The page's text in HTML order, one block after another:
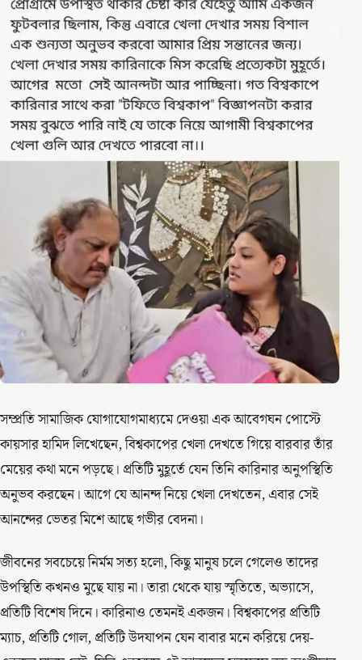
সম্প্রতি সামাজিক যোগাযোগমাধ্যমে দেওয়া এক আবেগঘন পোস্টে
কায়সার হামিদ লিখেছেন, বিশ্বকাপের খেলা দেখতে গিয়ে বারবার তাঁর
মেয়ের কথা মনে পড়ছে। প্রতিটি মুহূর্তে যেন তিনি কারিনার অনুপস্থিতি
অনুভব করছেন। আগে যে আনন্দ নিয়ে খেলা দেখতেন, এবার সেই
আনন্দের ভেতর মিশে আছে গভীর বেদনা।
জীবনের সবচেয়ে নির্মম সত্য হলো, কিছু মানুষ চলে গেলেও তাদের
উপস্থিতি কখনও মুছে যায় না। তারা থেকে যায় স্মৃতিতে, অভ্যাসে,
প্রতিটি বিশেষ দিনে। কারিনাও তেমনই একজন। বিশ্বকাপের প্রতিটি
ম্যাচ, প্রতিটি গোল, প্রতিটি উদযাপন যেন বাবার মনে করিয়ে দেয়-